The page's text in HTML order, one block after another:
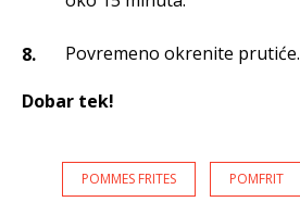
Povremeno okrenite prutiće.
Dobar tek!
POMMES FRITES POMFRIT